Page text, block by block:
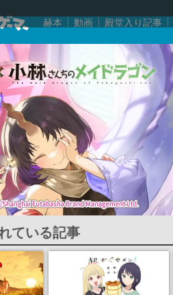
赫本 動画 殿堂入り記事
ている記事